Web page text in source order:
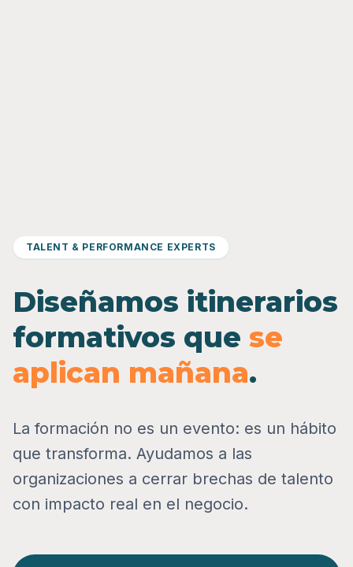
TALENT & PERFORMANCE EXPERTS
Diseñamos itinerarios
formativos que se
aplican mañana.
La formación no es un evento: es un hábito
que transforma. Ayudamos a las
organizaciones a cerrar brechas de talento
con impacto real en el negocio.